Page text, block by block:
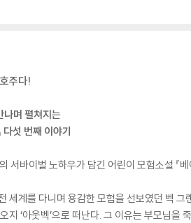
주다!
나며 펼쳐지는
다섯 번째 이야기
서바이벌 노하우가 담긴 어린이 모험소설
세계를 다니며 용감한 모험을 선보였던 벡
지 ‘아웃벡’으로 떠난다. 그 이유는 부모님